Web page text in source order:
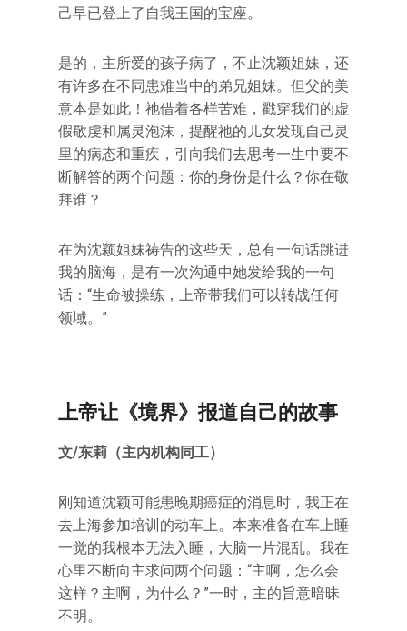
己早已登上了自我王国的宝座。
是的，主所爱的孩子病了，不止沈颖姐妹，还
有许多在不同患难当中的弟兄姐妹。但父的美
意本是如此！祂借着各样苦难，戳穿我们的虚
假敬虔和属灵泡沫，提醒祂的儿女发现自己灵
里的病态和重疾，引向我们去思考一生中要不
断解答的两个问题：你的身份是什么？你在敬
拜谁？
在为沈颖姐妹祷告的这些天，总有一句话跳进
我的脑海，是有一次沟通中她发给我的一句
话：“生命被操练，上帝带我们可以转战任何
领域。”
上帝让《境界》报道自己的故事
文/东莉（主内机构同工）
刚知道沈颖可能患晚期癌症的消息时，我正在
去上海参加培训的动车上。本来准备在车上睡
一觉的我根本无法入睡，大脑一片混乱。我在
心里不断向主求问两个问题：“主啊，怎么会
这样？主啊，为什么？”一时，主的旨意暗昧
不明。